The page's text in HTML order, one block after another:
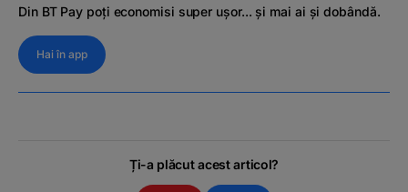
Din BT Pay poți economisi super ușor... și mai ai și dobândă.
Hai în app
Ți-a plăcut acest articol?